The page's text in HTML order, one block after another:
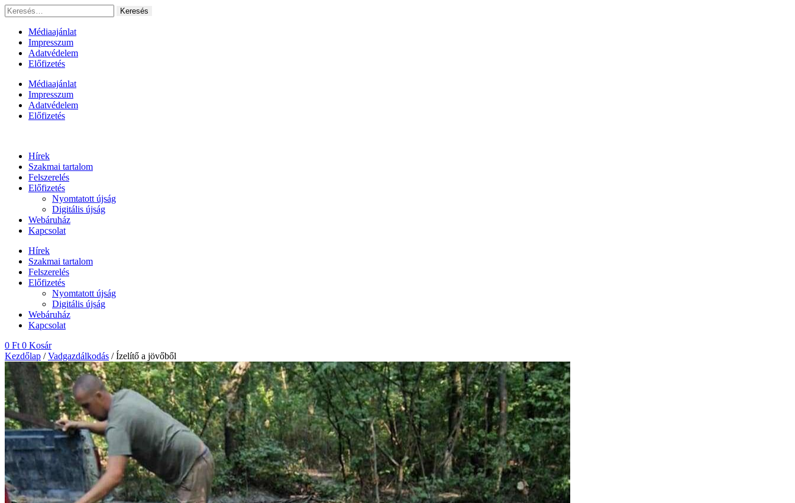
Ugrás
a
tartalomhoz
Keresés:
Médiaajánlat
Impresszum
Adatvédelem
Előfizetés
Médiaajánlat
Impresszum
Adatvédelem
Előfizetés
Hírek
Szakmai tartalom
Felszerelés
Előfizetés
Nyomtatott újság
Digitális újság
Webáruház
Kapcsolat
Hírek
Szakmai tartalom
Felszerelés
Előfizetés
Nyomtatott újság
Digitális újság
Webáruház
Kapcsolat
0 Ft 0 Kosár
Kezdőlap /Vadgazdálkodás / Ízelítő a jövőből